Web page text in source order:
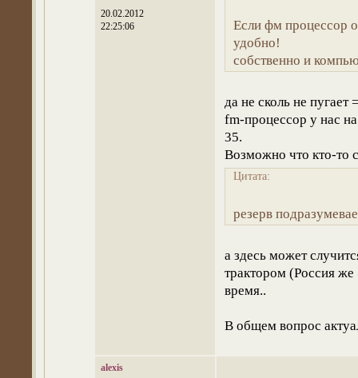
20.02.2012
22:25:06
Если фм процессор
удобно!
собственно и
да не сколь не пугает
fm-процессор у нас
35.
Возможно что кто-то
Цитата:
резерв
а здесь может
трактором (Россия же
время..
В общем вопрос
alexis